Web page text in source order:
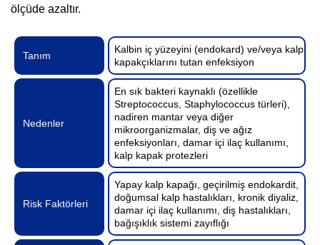
ölçüde azaltır.
Tanım
Kalbin iç yüzeyini (endokard) ve/veya kalp
kapakçıklarını tutan enfeksiyon
Nedenler
En sık bakteri kaynaklı (özellikle
Streptococcus, Staphylococcus türleri),
nadiren mantar veya diğer
mikroorganizmalar, diş ve ağız
enfeksiyonları, damar içi ilaç kullanımı,
kalp kapak protezleri
Risk Faktörleri
Yapay kalp kapağı, geçirilmiş endokardit,
doğumsal kalp hastalıkları, kronik diyaliz,
damar içi ilaç kullanımı, diş hastalıkları,
bağışıklık sistemi zayıflığı